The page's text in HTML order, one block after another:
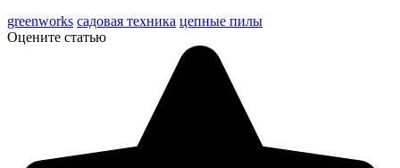
greenworks садовая техника цепные пилы
Оцените статью